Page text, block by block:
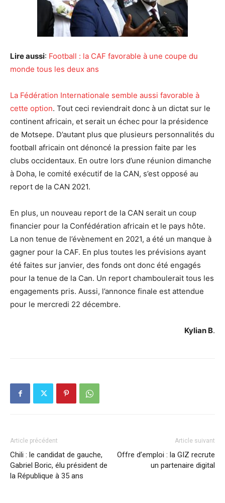
Lire aussi: Football : la CAF favorable à une coupe du
monde tous les deux ans
La Fédération Internationale semble aussi favorable à
cette option. Tout ceci reviendrait donc à un dictat sur le
continent africain, et serait un échec pour la présidence
de Motsepe. D’autant plus que plusieurs personnalités du
football africain ont dénoncé la pression faite par les
clubs occidentaux. En outre lors d’une réunion dimanche
à Doha, le comité exécutif de la CAN, s’est opposé au
report de la CAN 2021.
En plus, un nouveau report de la CAN serait un coup
financier pour la Confédération africain et le pays hôte.
La non tenue de l’évènement en 2021, a été un manque à
gagner pour la CAF. En plus toutes les prévisions ayant
été faites sur janvier, des fonds ont donc été engagés
pour la tenue de la Can. Un report chamboulerait tous les
engagements pris. Aussi, l’annonce finale est attendue
pour le mercredi 22 décembre.
Kylian B.
Article précédent
Chili : le candidat de gauche,
Gabriel Boric, élu président de
la République à 35 ans
Article suivant
Offre d’emploi : la GIZ recrute
un partenaire digital